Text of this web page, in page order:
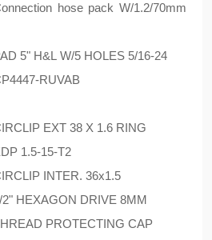
hose pack W/1.2/70mm
5" H&L W/5 HOLES 5/16-24
RUVAB
EXT 38 X 1.6 RING
1.5-15-T2
INTER. 36x1.5
2" HEXAGON DRIVE 8MM
PROTECTING CAP